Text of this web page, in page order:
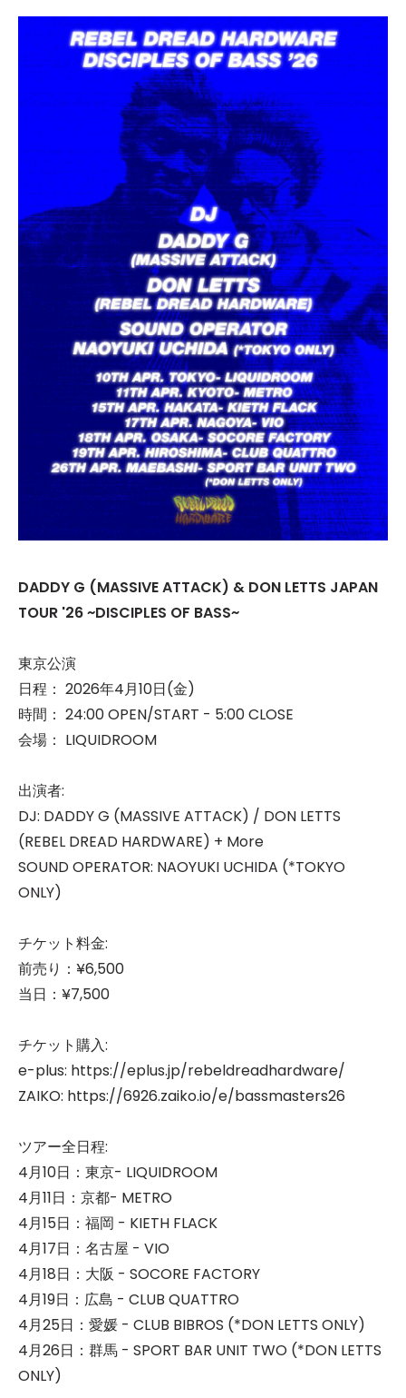
DADDY G (MASSIVE ATTACK) & DON LETTS JAPAN
TOUR '26 ~DISCIPLES OF BASS~
東京公演
日程： 2026年4月10日(金)
時間： 24:00 OPEN/START - 5:00 CLOSE
会場： LIQUIDROOM
出演者:
DJ: DADDY G (MASSIVE ATTACK) / DON LETTS
(REBEL DREAD HARDWARE) + More
SOUND OPERATOR: NAOYUKI UCHIDA (*TOKYO
ONLY)
チケット料金:
前売り：¥6,500
当日：¥7,500
チケット購入:
e-plus: https://eplus.jp/rebeldreadhardware/
ZAIKO: https://6926.zaiko.io/e/bassmasters26
ツアー全日程:
4月10日：東京- LIQUIDROOM
4月11日：京都- METRO
4月15日：福岡 - KIETH FLACK
4月17日：名古屋 - VIO
4月18日：大阪 - SOCORE FACTORY
4月19日：広島 - CLUB QUATTRO
4月25日：愛媛 - CLUB BIBROS (*DON LETTS ONLY)
4月26日：群馬 - SPORT BAR UNIT TWO (*DON LETTS
ONLY)